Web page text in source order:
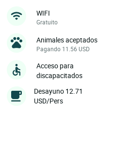
WIFI
Gratuito
Animales aceptados
Pagando 11.56 USD
Acceso para
discapacitados
Desayuno 12.71
USD/Pers